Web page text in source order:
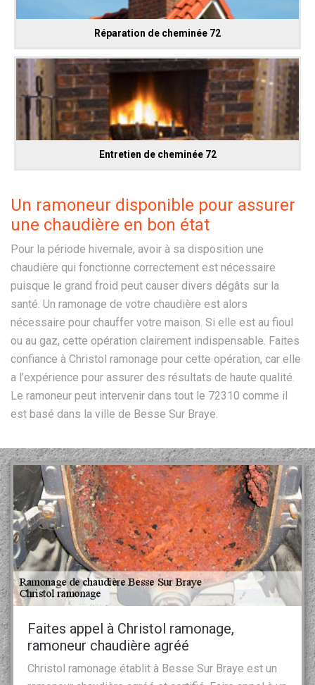
Réparation de cheminée 72
Entretien de cheminée 72
Un ramoneur disponible pour assurer
une chaudière en bon état
Pour la période hivernale, avoir à sa disposition une
chaudière qui fonctionne correctement est nécessaire
puisque le grand froid peut causer divers dégâts sur la
santé. Un ramonage de votre chaudière est alors
nécessaire pour chauffer votre maison. Si elle est au fioul
ou au gaz, cette opération clairement indispensable. Faites
confiance à Christol ramonage pour cette opération, car elle
a l’expérience pour assurer des résultats de haute qualité.
Le ramoneur peut intervenir dans tout le 72310 comme il
est basé dans la ville de Besse Sur Braye.
Faites appel à Christol ramonage,
ramoneur chaudière agréé
Christol ramonage établit à Besse Sur Braye est un